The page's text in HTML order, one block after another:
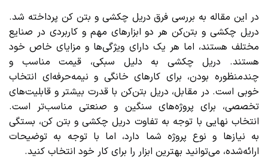
در این مقاله به بررسی فرق دریل چکشی و بتن کن پرداخته شد.
دریل چکشی و بتن‌کن هر دو ابزارهای مهم و کاربردی در صنایع
مختلف هستند، اما هر یک دارای ویژگی‌ها و مزایای خاص خود
هستند. دریل چکشی به دلیل سبکی، قیمت مناسب و
چندمنظوره بودن، برای کارهای خانگی و نیمه‌حرفه‌ای انتخاب
خوبی است. در مقابل، دریل بتن‌کن با قدرت بیشتر و قابلیت‌های
تخصصی، برای پروژه‌های سنگین و صنعتی مناسب‌تر است.
انتخاب نهایی با توجه به تفاوت دریل چکشی و بتن کن، بستگی
به نیازها و نوع پروژه شما دارد، اما با توجه به توضیحات
ارائه‌شده، می‌توانید بهترین ابزار را برای کار خود انتخاب کنید.